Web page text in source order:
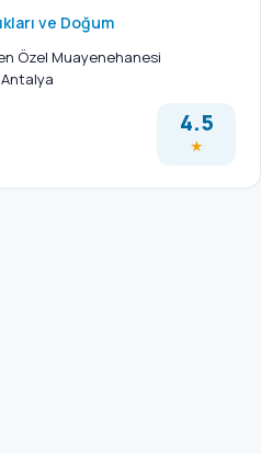
ve Doğum
Özel Muayenehanesi
4.5
★